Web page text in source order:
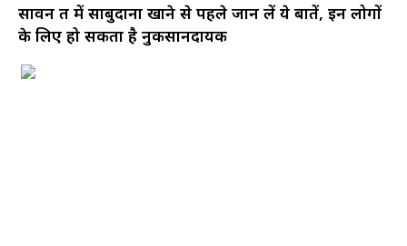
सावन व्रत में साबुदाना खाने से पहले जान लें ये बातें, इन लोगों
के लिए हो सकता है नुकसानदायक